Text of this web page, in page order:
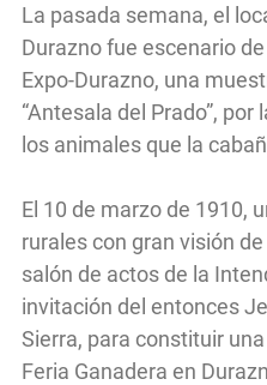
La pasada semana, el
Durazno fue escenario
Expo-Durazno, una
“Antesala del Prado”,
los animales que la
El 10 de marzo de 1910,
rurales con gran visión
salón de actos de la
invitación del entonces
Sierra, para constituir
Feria Ganadera en